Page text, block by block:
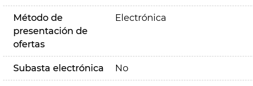
Método de
presentación de
ofertas
Electrónica
Subasta electrónica No